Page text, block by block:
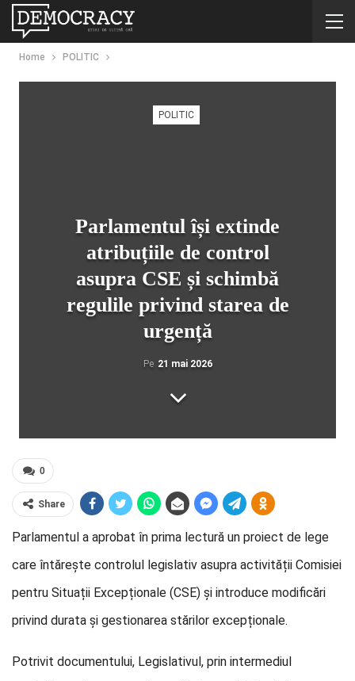
Home POLITIC
POLITIC
Parlamentul își extinde
atribuțiile de control
asupra CSE și schimbă
regulile privind starea de
urgență
Pe 21 mai 2026
0
Share
Parlamentul a aprobat în prima lectură un proiect de lege
care întărește controlul legislativ asupra activității Comisiei
pentru Situații Excepționale (CSE) și introduce modificări
privind durata și gestionarea stărilor excepționale.
Potrivit documentului, Legislativul, prin intermediul